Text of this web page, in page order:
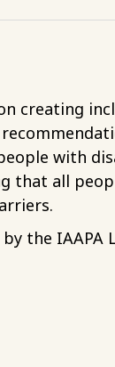
creating
with
that all
the